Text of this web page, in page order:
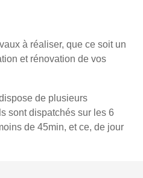
à réaliser, que ce soit un
et rénovation de vos
de plusieurs
sont dispatchés sur les 6
de 45min, et ce, de jour